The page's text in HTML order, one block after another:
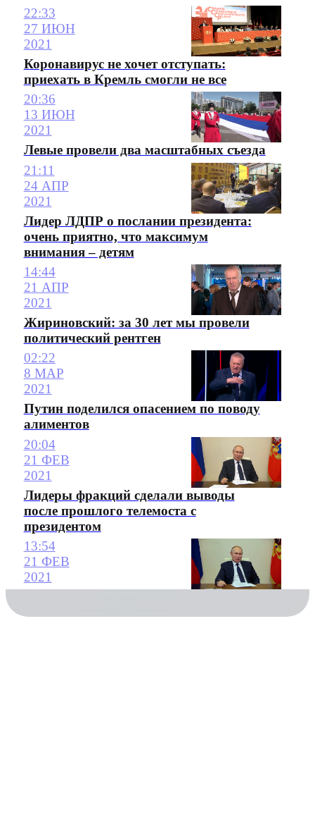
22:33
27 ИЮН
2021
Коронавирус не хочет отступать:
приехать в Кремль смогли не все
20:36
13 ИЮН
2021
Левые провели два масштабных съезда
21:11
24 АПР
2021
Лидер ЛДПР о послании президента:
очень приятно, что максимум
внимания – детям
14:44
21 АПР
2021
Жириновский: за 30 лет мы провели
политический рентген
02:22
8 МАР
2021
Путин поделился опасением по поводу
алиментов
20:04
21 ФЕВ
2021
Лидеры фракций сделали выводы
после прошлого телемоста с
президентом
13:54
21 ФЕВ
2021